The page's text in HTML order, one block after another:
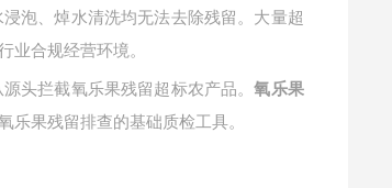
泡、焯水清洗均无法去除残留。大量超
业合规经营环境。
头拦截氧乐果残留超标农产品。氧乐果
果残留排查的基础质检工具。